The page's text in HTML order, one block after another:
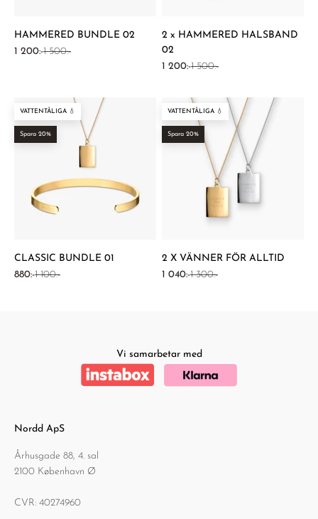
HAMMERED BUNDLE 02
REA-pris
1 200:-Pris
1 500:-
2 x HAMMERED HALSBAND
02
REA-pris
1 200:-Pris
1 500:-
VATTENTÅLIGA 💧
Spara 20%
CLASSIC BUNDLE 01
REA-pris
880:-Pris
1 100:-
VATTENTÅLIGA 💧
Spara 20%
2 X VÄNNER FÖR ALLTID
REA-pris
1 040:-Pris
1 300:-
Vi samarbetar med
Nordd ApS
Århusgade 88, 4. sal
2100 København Ø
CVR: 40274960